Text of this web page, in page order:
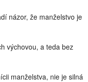
názor, že manželstvo je
výchovou, a teda bez
manželstva, nie je silná